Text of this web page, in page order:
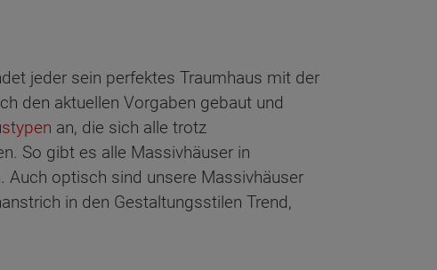
jeder sein perfektes Traumhaus mit der
den aktuellen Vorgaben gebaut und
an, die sich alle trotz
So gibt es alle Massivhäuser in
Auch optisch sind unsere Massivhäuser
in den Gestaltungsstilen Trend,